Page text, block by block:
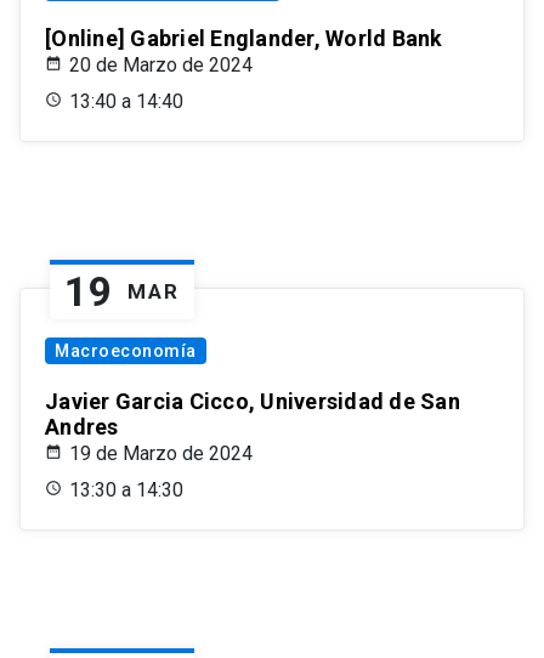
[Online] Gabriel Englander, World Bank
20 de Marzo de 2024
13:40 a 14:40
19 MAR
Macroeconomía
Javier Garcia Cicco, Universidad de San
Andres
19 de Marzo de 2024
13:30 a 14:30